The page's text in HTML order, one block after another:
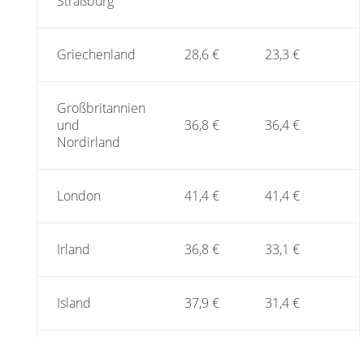
Griechenland 28,6 € 23,3 €
Großbritannien
und
Nordirland
36,8 € 36,4 €
London 41,4 € 41,4 €
Irland 36,8 € 33,1 €
Island 37,9 € 31,4 €